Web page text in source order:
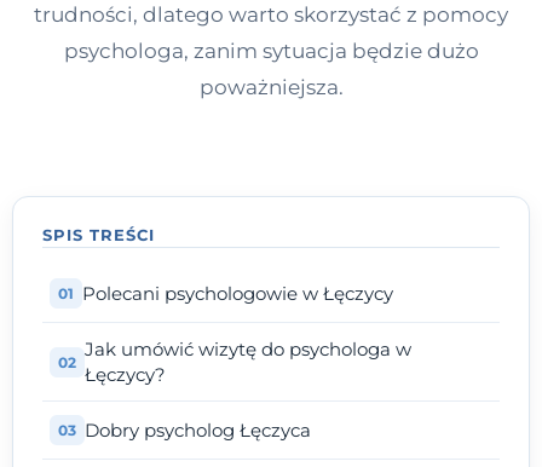
trudności, dlatego warto skorzystać z pomocy
psychologa, zanim sytuacja będzie dużo
poważniejsza.
SPIS TREŚCI
Polecani psychologowie w Łęczycy
Jak umówić wizytę do psychologa w
Łęczycy?
Dobry psycholog Łęczyca